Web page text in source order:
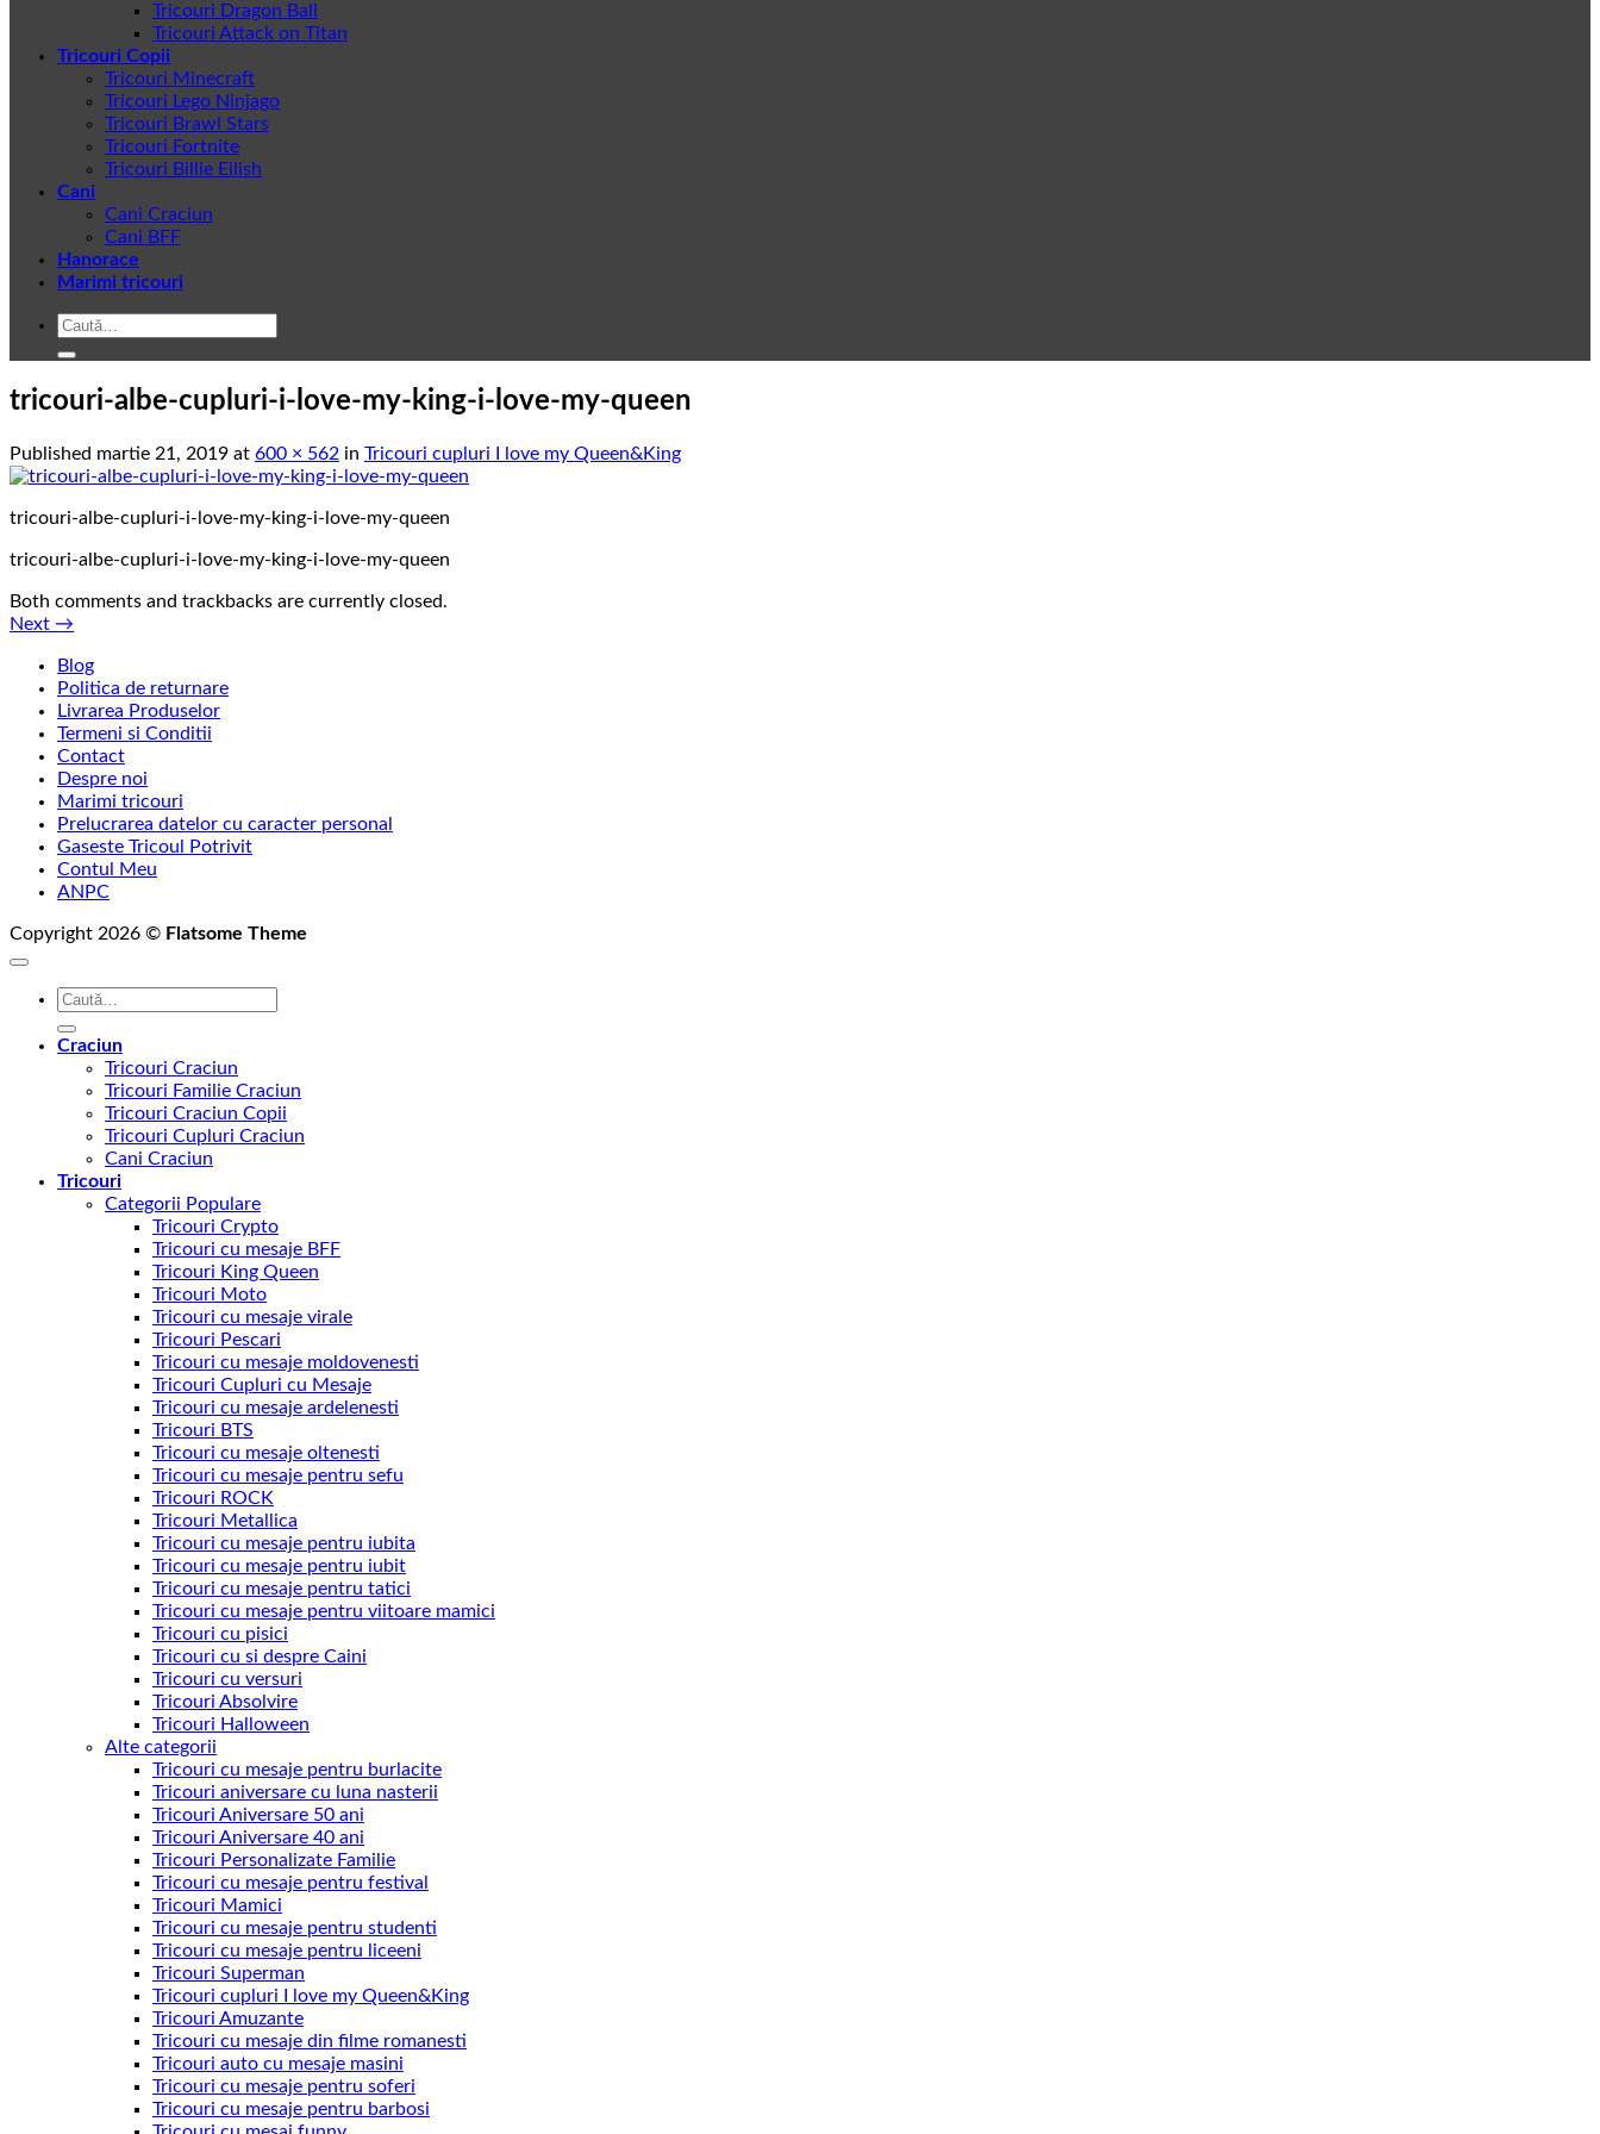
Tricouri Dragon Ball
Tricouri Attack on Titan
Tricouri Copii
Tricouri Minecraft
Tricouri Lego Ninjago
Tricouri Brawl Stars
Tricouri Fortnite
Tricouri Billie Eilish
Cani
Cani Craciun
Cani BFF
Hanorace
Marimi tricouri
Caută
tricouri-albe-cupluri-i-love-my-king-i-love-my-queen
Published martie 21, 2019 at 600 × 562 in Tricouri cupluri I love my Queen&King
tricouri-albe-cupluri-i-love-my-king-i-love-my-queen
tricouri-albe-cupluri-i-love-my-king-i-love-my-queen
Both comments and trackbacks are currently closed.
Next →
Blog
Politica de returnare
Livrarea Produselor
Termeni si Conditii
Contact
Despre noi
Marimi tricouri
Prelucrarea datelor cu caracter personal
Gaseste Tricoul Potrivit
Contul Meu
ANPC
Copyright 2026 © Flatsome Theme
Caută
Craciun
Tricouri Craciun
Tricouri Familie Craciun
Tricouri Craciun Copii
Tricouri Cupluri Craciun
Cani Craciun
Tricouri
Categorii Populare
Tricouri Crypto
Tricouri cu mesaje BFF
Tricouri King Queen
Tricouri Moto
Tricouri cu mesaje virale
Tricouri Pescari
Tricouri cu mesaje moldovenesti
Tricouri Cupluri cu Mesaje
Tricouri cu mesaje ardelenesti
Tricouri BTS
Tricouri cu mesaje oltenesti
Tricouri cu mesaje pentru sefu
Tricouri ROCK
Tricouri Metallica
Tricouri cu mesaje pentru iubita
Tricouri cu mesaje pentru iubit
Tricouri cu mesaje pentru tatici
Tricouri cu mesaje pentru viitoare mamici
Tricouri cu pisici
Tricouri cu si despre Caini
Tricouri cu versuri
Tricouri Absolvire
Tricouri Halloween
Alte categorii
Tricouri cu mesaje pentru burlacite
Tricouri aniversare cu luna nasterii
Tricouri Aniversare 50 ani
Tricouri Aniversare 40 ani
Tricouri Personalizate Familie
Tricouri cu mesaje pentru festival
Tricouri Mamici
Tricouri cu mesaje pentru studenti
Tricouri cu mesaje pentru liceeni
Tricouri Superman
Tricouri cupluri I love my Queen&King
Tricouri Amuzante
Tricouri cu mesaje din filme romanesti
Tricouri auto cu mesaje masini
Tricouri cu mesaje pentru soferi
Tricouri cu mesaje pentru barbosi